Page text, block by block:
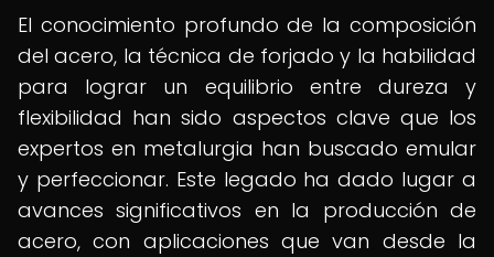
El conocimiento profundo de la composición
del acero, la técnica de forjado y la habilidad
para lograr un equilibrio entre dureza y
flexibilidad han sido aspectos clave que los
expertos en metalurgia han buscado emular
y perfeccionar. Este legado ha dado lugar a
avances significativos en la producción de
acero, con aplicaciones que van desde la